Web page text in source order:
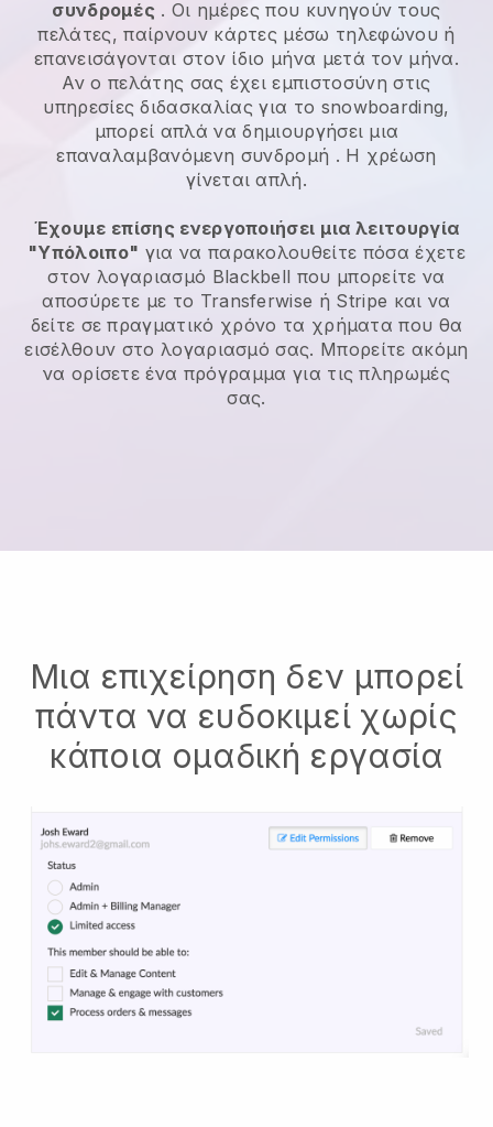
συνδρομές . Οι ημέρες που κυνηγούν τους
πελάτες, παίρνουν κάρτες μέσω τηλεφώνου ή
επανεισάγονται στον ίδιο μήνα μετά τον μήνα.
Αν ο πελάτης σας έχει εμπιστοσύνη στις
υπηρεσίες διδασκαλίας για το snowboarding,
μπορεί απλά να δημιουργήσει μια
επαναλαμβανόμενη συνδρομή . Η χρέωση
γίνεται απλή.
Έχουμε επίσης ενεργοποιήσει μια λειτουργία
"Υπόλοιπο" για να παρακολουθείτε πόσα έχετε
στον λογαριασμό Blackbell που μπορείτε να
αποσύρετε με το Transferwise ή Stripe και να
δείτε σε πραγματικό χρόνο τα χρήματα που θα
εισέλθουν στο λογαριασμό σας. Μπορείτε ακόμη
να ορίσετε ένα πρόγραμμα για τις πληρωμές
σας.
Μια επιχείρηση δεν μπορεί
πάντα να ευδοκιμεί χωρίς
κάποια ομαδική εργασία